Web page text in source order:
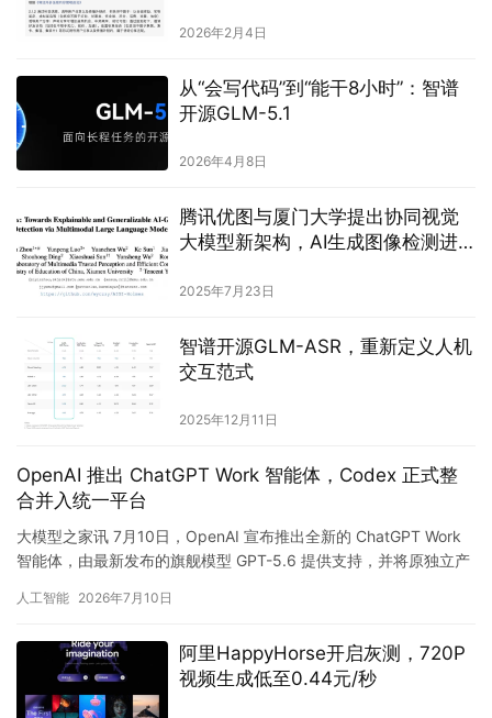
2026年2月4日
从“会写代码”到“能干8小时”：智谱
开源GLM-5.1
2026年4月8日
腾讯优图与厦门大学提出协同视觉
大模型新架构，AI生成图像检测进
2025年7月23日
智谱开源GLM-ASR，重新定义人机
交互范式
2025年12月11日
OpenAI 推出 ChatGPT Work 智能体，Codex 正式整
合并入统一平台
大模型之家讯 7月10日，OpenAI 宣布推出全新的 ChatGPT Work
智能体，由最新发布的旗舰模型 GPT-5.6 提供支持，并将原独立产
人工智能 2026年7月10日
阿里HappyHorse开启灰测，720P
视频生成低至0.44元/秒